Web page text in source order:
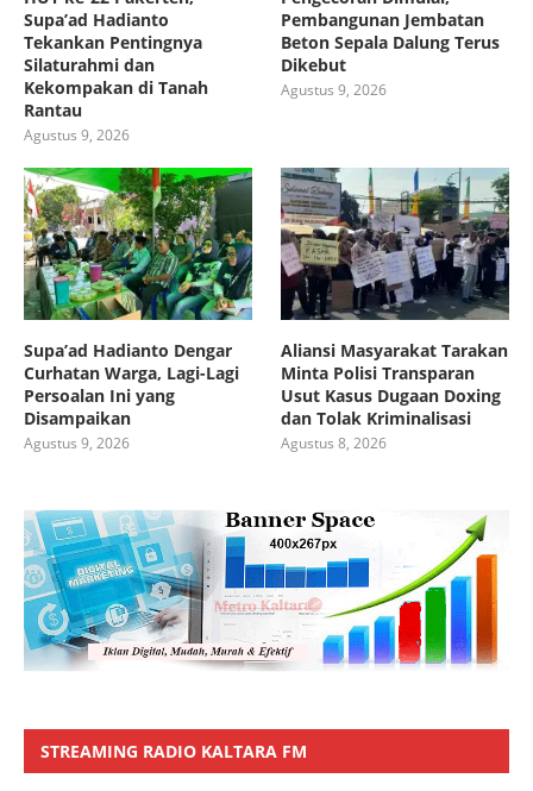
Supa’ad Hadianto
Tekankan Pentingnya
Silaturahmi dan
Kekompakan di Tanah
Rantau
Agustus 9, 2026
Pembangunan Jembatan
Beton Sepala Dalung Terus
Dikebut
Agustus 9, 2026
Supa’ad Hadianto Dengar
Curhatan Warga, Lagi-Lagi
Persoalan Ini yang
Disampaikan
Agustus 9, 2026
Aliansi Masyarakat Tarakan
Minta Polisi Transparan
Usut Kasus Dugaan Doxing
dan Tolak Kriminalisasi
Agustus 8, 2026
STREAMING RADIO KALTARA FM